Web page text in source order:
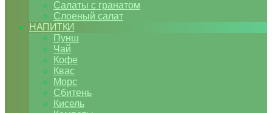
Салаты с гранатом
Слоеный салат
НАПИТКИ
Пунш
Чай
Кофе
Квас
Морс
Сбитень
Кисель